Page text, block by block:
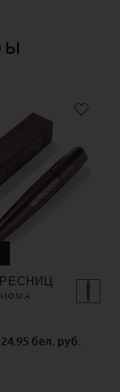
бел. руб.